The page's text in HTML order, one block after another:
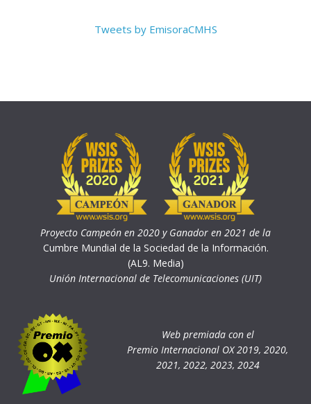
Tweets by EmisoraCMHS
Proyecto Campeón en 2020 y Ganador en 2021 de la
Cumbre Mundial de la Sociedad de la Información.
(AL9. Media)
Unión Internacional de Telecomunicaciones (UIT)
Web premiada con el
Premio Internacional OX 2019, 2020,
2021, 2022, 2023, 2024